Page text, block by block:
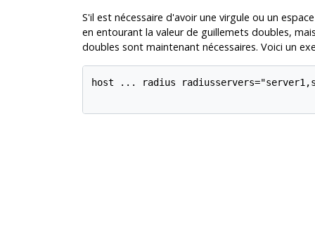
S'il est nécessaire d'avoir une virgule ou un
en entourant la valeur de guillemets doubles,
doubles sont maintenant nécessaires. Voici un
host ... radius